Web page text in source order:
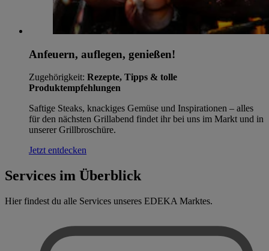
Anfeuern, auflegen, genießen!
Zugehörigkeit: Rezepte, Tipps & tolle
Produktempfehlungen
Saftige Steaks, knackiges Gemüse und Inspirationen – alles
für den nächsten Grillabend findet ihr bei uns im Markt und in
unserer Grillbroschüre.
Jetzt entdecken
Services im Überblick
Hier findest du alle Services unseres EDEKA Marktes.